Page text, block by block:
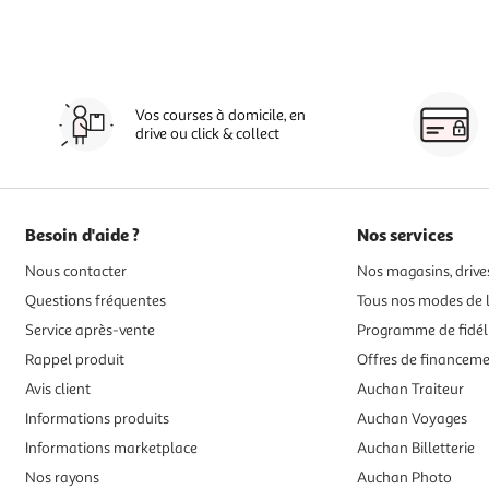
Vos courses à domicile, en
drive ou click & collect
Besoin d'aide ?
Nous contacter
Questions fréquentes
Service après-vente
Rappel produit
Avis client
Informations produits
Informations marketplace
Nos rayons
Nos services
Nos magasins,
Tous nos modes
Programme de
Offres de
Auchan Traiteur
Auchan Voyages
Auchan Billetterie
Auchan Photo